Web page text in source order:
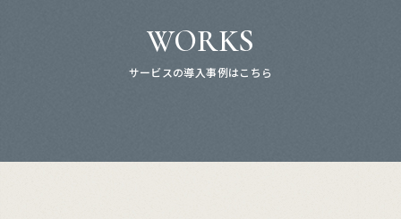
WORKS
サービスの導入事例はこちら